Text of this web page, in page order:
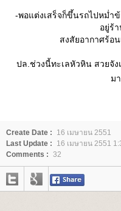
-พอแต่งเสร็จก็ขึ้นรถไปหม่ำ
อยู่ร้
สงสัยอากาศร้อ
ปล.ช่วงนี้ทะเลหัวหิน สวยจัง
ม
Create Date :
16 เมษายน 2551
Last Update :
16 เมษายน 2551
Comments : 32